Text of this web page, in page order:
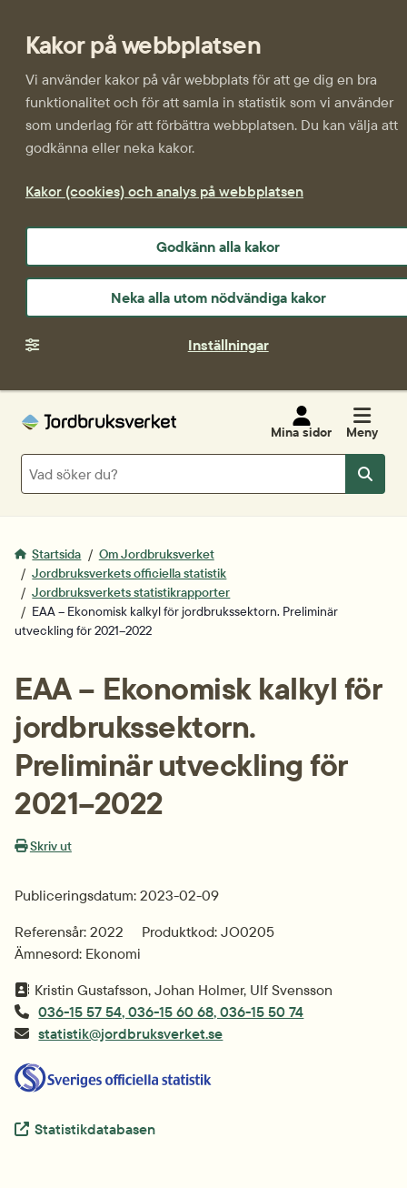
Kakor på webbplatsen
Vi använder kakor på vår webbplats för att ge dig en bra
funktionalitet och för att samla in statistik som vi använder
som underlag för att förbättra webbplatsen. Du kan välja att
godkänna eller neka kakor.
Kakor (cookies) och analys på webbplatsen
Godkänn alla kakor
Neka alla utom nödvändiga kakor
Inställningar
Mina sidor Meny
Sök
Sök
Startsida
Om Jordbruksverket
Jordbruksverkets officiella statistik
Jordbruksverkets statistikrapporter
EAA – Ekonomisk kalkyl för jordbrukssektorn. Preliminär
utveckling för 2021–2022
EAA – Ekonomisk kalkyl för
jordbrukssektorn.
Preliminär utveckling för
2021–2022
Skriv ut
Publiceringsdatum: 2023-02-09
Referensår: 2022
Produktkod: JO0205
Ämnesord: Ekonomi
Kristin Gustafsson, Johan Holmer, Ulf Svensson
036-15 57 54, 036-15 60 68, 036-15 50 74
statistik@jordbruksverket.se
Extern länk.
Statistikdatabasen